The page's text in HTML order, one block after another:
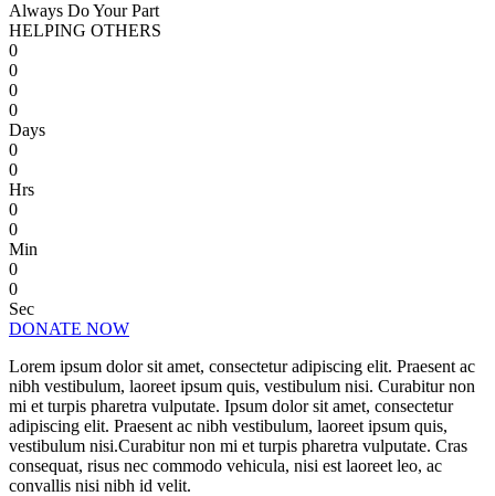
Always Do Your Part
HELPING OTHERS
0
0
0
0
Days
0
0
Hrs
0
0
Min
0
0
Sec
DONATE NOW
Lorem ipsum dolor sit amet, consectetur adipiscing elit. Praesent ac
nibh vestibulum, laoreet ipsum quis, vestibulum nisi. Curabitur non
mi et turpis pharetra vulputate. Ipsum dolor sit amet, consectetur
adipiscing elit. Praesent ac nibh vestibulum, laoreet ipsum quis,
vestibulum nisi.Curabitur non mi et turpis pharetra vulputate. Cras
consequat, risus nec commodo vehicula, nisi est laoreet leo, ac
convallis nisi nibh id velit.